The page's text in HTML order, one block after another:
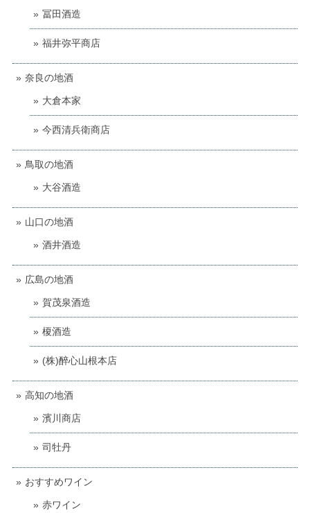
冨田酒造
福井弥平商店
奈良の地酒
大倉本家
今西清兵衛商店
鳥取の地酒
大谷酒造
山口の地酒
酒井酒造
広島の地酒
賀茂泉酒造
榎酒造
(株)醉心山根本店
高知の地酒
濱川商店
司牡丹
おすすめワイン
赤ワイン